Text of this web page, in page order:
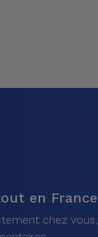
en France
chez vous,